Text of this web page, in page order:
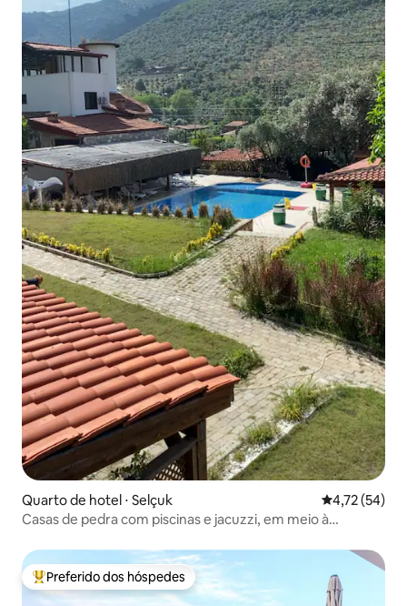
Quarto de hotel ⋅ Selçuk 4,72 de uma
4,72 (54)
Casas de pedra com piscinas e jacuzzi, em meio à
Entre os melhores preferidos dos hóspedes
Preferido dos hóspedes